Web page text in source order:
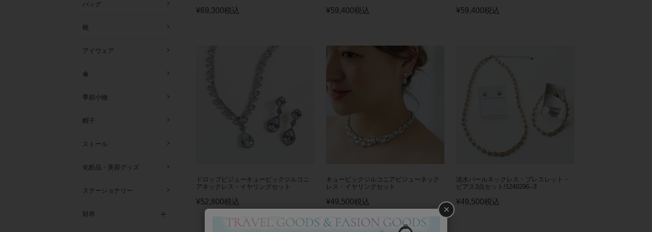
バッグ
靴
アイウェア
傘
季節小物
帽子
ストール
化粧品・美容グッズ
ステーショナリー
財布
¥69,300税込 ¥59,400税込 ¥59,400税込
ドロップビジューキュービックジルコニ
アネックレス・イヤリングセット
¥52,800税込
キュービックジルコニアビジューネック
レス・イヤリングセット
¥49,500税込
淡水パールネックレス・ブレスレット・
ピアス3点セット/1240296--3
¥49,500税込
×